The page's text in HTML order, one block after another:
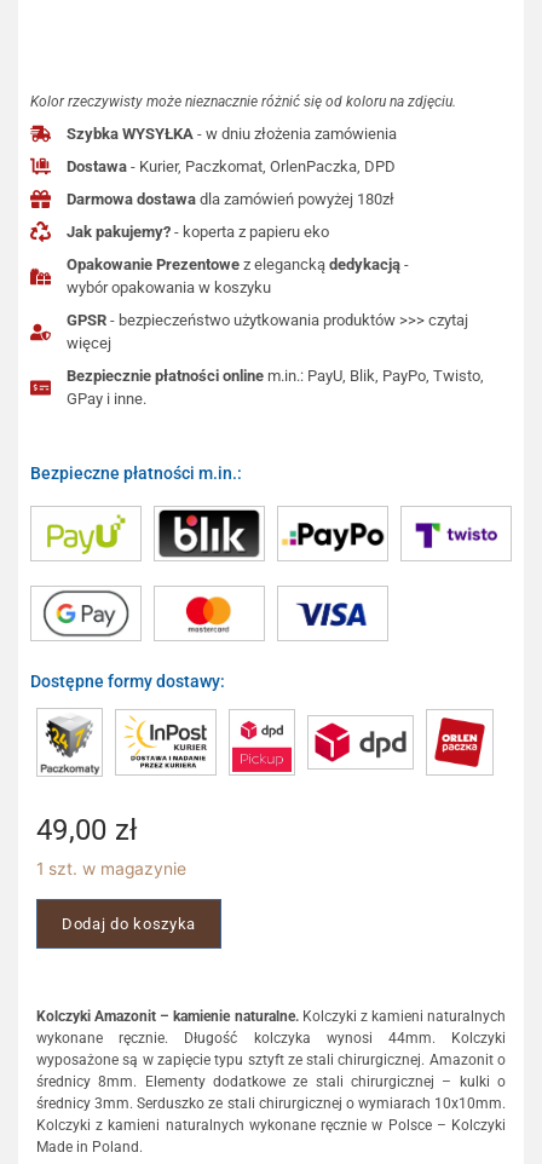
Kolor rzeczywisty może nieznacznie różnić się od koloru na zdjęciu.
Szybka WYSYŁKA - w dniu złożenia zamówienia
Dostawa - Kurier, Paczkomat, OrlenPaczka, DPD
Darmowa dostawa dla zamówień powyżej 180zł
Jak pakujemy? - koperta z papieru eko
Opakowanie Prezentowe z eleganckądedykacją -
wybór opakowania w koszyku
GPSR - bezpieczeństwo użytkowania produktów >>> czytaj
więcej
Bezpiecznie płatności online m.in.: PayU, Blik, PayPo, Twisto,
GPay i inne.
Bezpieczne płatności m.in.:
Dostępne formy dostawy:
49,00 zł
1 szt. w magazynie
Dodaj do koszyka
Kolczyki Amazonit – kamienie naturalne.Kolczyki z kamieni naturalnych
wykonane ręcznie. Długość kolczyka wynosi 44mm. Kolczyki
wyposażone są w zapięcie typu sztyft ze stali chirurgicznej. Amazonit o
średnicy 8mm. Elementy dodatkowe ze stali chirurgicznej – kulki o
średnicy 3mm. Serduszko ze stali chirurgicznej o wymiarach 10x10mm.
Kolczyki z kamieni naturalnych wykonane ręcznie w Polsce – Kolczyki
Made in Poland.